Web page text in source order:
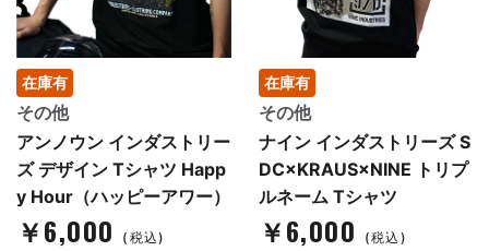
在庫有
その他
アンノウン インダストリー
ズ デザイン Tシャツ Happ
y Hour（ハッピーアワー）
￥6,000 (税込)
在庫有
その他
ナイン インダストリーズ S
DC×KRAUS×NINE トリプ
ルネーム Tシャツ
￥6,000 (税込)